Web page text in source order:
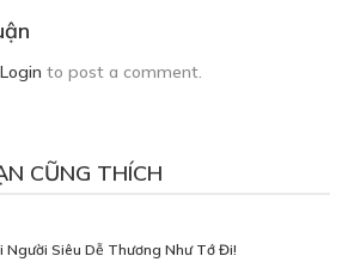
Login to post a comment.
CŨNG THÍCH
Người Siêu Dễ Thương Như Tớ Đi!